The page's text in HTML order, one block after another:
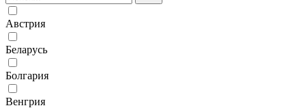
Австрия
Беларусь
Болгария
Венгрия